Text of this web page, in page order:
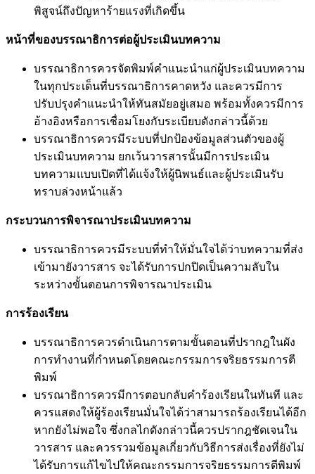
พิสูจน์ถึงปัญหาร้ายแรงที่เกิดขึ้น
หน้าที่ของบรรณาธิการต่อผู้ประเมินบทความ
บรรณาธิการควรจัดพิมพ์คำแนะนำแก่ผู้ประเมินบทความ
ในทุกประเด็นที่บรรณาธิการคาดหวัง และควรมีการ
ปรับปรุงคำแนะนำให้ทันสมัยอยู่เสมอ พร้อมทั้งควรมีการ
อ้างอิงหรือการเชื่อมโยงกับระเบียบดังกล่าวนี้ด้วย
บรรณาธิการควรมีระบบที่ปกป้องข้อมูลส่วนตัวของผู้
ประเมินบทความ ยกเว้นวารสารนั้นมีการประเมิน
บทความแบบเปิดที่ได้แจ้งให้ผู้นิพนธ์และผู้ประเมินรับ
ทราบล่วงหน้าแล้ว
กระบวนการพิจารณาประเมินบทความ
บรรณาธิการควรมีระบบที่ทำให้มั่นใจได้ว่าบทความที่ส่ง
เข้ามายังวารสาร จะได้รับการปกปิดเป็นความลับใน
ระหว่างขั้นตอนการพิจารณาประเมิน
การร้องเรียน
บรรณาธิการควรดำเนินการตามขั้นตอนที่ปรากฎในผัง
การทำงานที่กำหนดโดยคณะกรรมการจริยธรรมการตี
พิมพ์
บรรณาธิการควรมีการตอบกลับคำร้องเรียนในทันที และ
ควรแสดงให้ผู้ร้องเรียนมั่นใจได้ว่าสามารถร้องเรียนได้อีก
หากยังไม่พอใจ ซึ่งกลไกดังกล่าวนี้ควรปรากฎชัดเจนใน
วารสาร และควรรวมข้อมูลเกี่ยวกับวิธีการส่งเรื่องที่ยังไม่
ได้รับการแก้ไขไปให้คณะกรรมการจริยธรรมการตีพิมพ์